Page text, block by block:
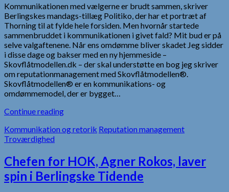
Kommunikationen med vælgerne er brudt sammen, skriver
Berlingskes mandags-tillæg Politiko, der har et portræt af
Thorning til at fylde hele forsiden. Men hvornår startede
sammenbruddet i kommunikationen i givet fald? Mit bud er på
selve valgaftenene. Når ens omdømme bliver skadet Jeg sidder
i disse dage og bakser med en ny hjemmeside –
Skovflåtmodellen.dk – der skal understøtte en bog jeg skriver
om reputationmanagement med Skovflåtmodellen®.
Skovflåtmodellen® er en kommunikations- og
omdømmemodel, der er bygget…
Continue reading
Kommunikation og retorik Reputation management
Troværdighed
Chefen for HOK, Agner Rokos, laver
spin i Berlingske Tidende